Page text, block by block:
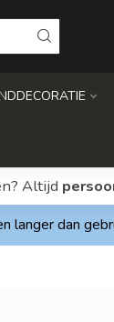
Altijd
dan